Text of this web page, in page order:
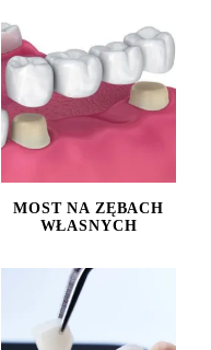
MOST NA ZĘBACH
WŁASNYCH